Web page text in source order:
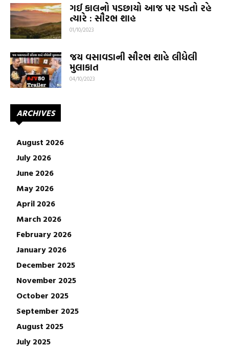
ગઈ કાલનો પડછાયો આજ પર પડતો રહે
ત્યારે : સૌરભ શાહ
01/10/2023
જય વસાવડાની સૌરભ શાહે લીધેલી
મુલાકાત
04/10/2023
ARCHIVES
August 2026
July 2026
June 2026
May 2026
April 2026
March 2026
February 2026
January 2026
December 2025
November 2025
October 2025
September 2025
August 2025
July 2025